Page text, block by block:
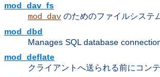
mod_dav_fs
mod_dav のためのファイルシステ
mod_dbd
Manages SQL database
mod_deflate
クライアントへ送られる前にコン